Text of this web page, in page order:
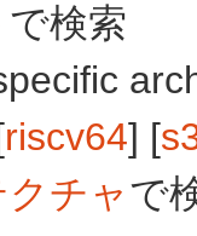
で検索
riscv64] [
チャで